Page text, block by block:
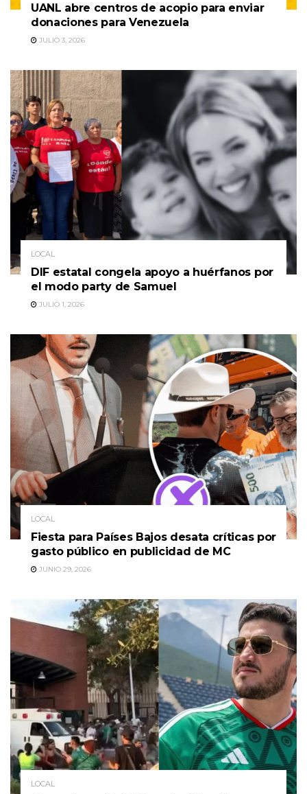
UANL abre centros de acopio para enviar
donaciones para Venezuela
JULIO 3, 2026
LOCAL
DIF estatal congela apoyo a huérfanos por
el modo party de Samuel
JULIO 1, 2026
LOCAL
Fiesta para Países Bajos desata críticas por
gasto público en publicidad de MC
JUNIO 29, 2026
LOCAL